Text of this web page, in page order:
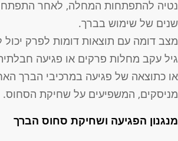
נטיה להתפתחות המחלה, לאחר
שנים של שימוש בברך.
מצב דומה עם תוצאות דומות לפרק
גיל עקב מחלות פרקים או פגיעה
או כתוצאה של פגיעה במרכיבי הברך
מניסקים, המשפיעים על שחיקת הסחוס.
מנגנון הפגיעה ושחיקת סחוס הברך